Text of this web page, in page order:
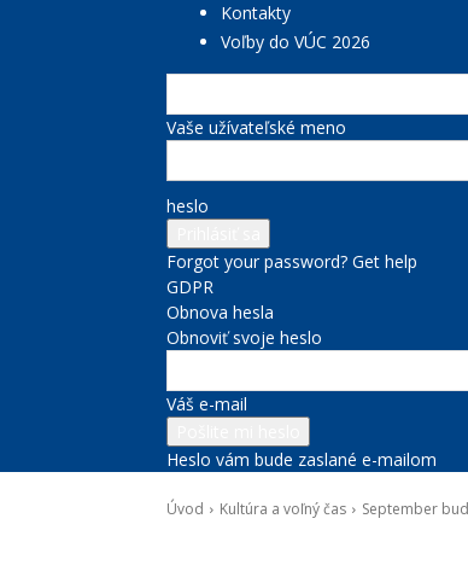
Kontakty
Voľby do VÚC 2026
Vaše užívateľské meno
heslo
Forgot your password? Get help
GDPR
Obnova hesla
Obnoviť svoje heslo
Váš e-mail
Heslo vám bude zaslané e-mailom
Úvod Kultúra a voľný čas September